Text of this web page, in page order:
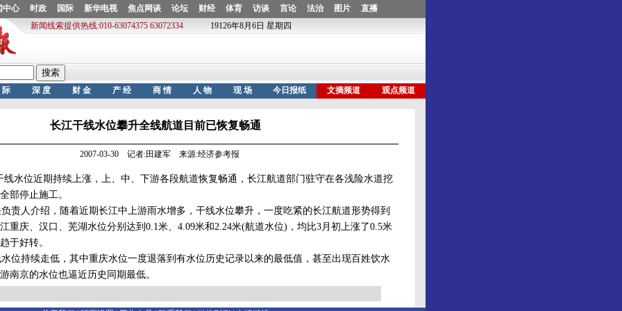
长江干线水位攀升全线航道目前已恢复畅通
2007-03-30 记者:田建军 来源:经济参考报
水位近期持续上涨，上、中、下游各段航道恢复畅通，长江航道部门驻守在各浅险水道挖
部停止施工。
人介绍，随着近期长江中上游雨水增多，干线水位攀升，一度吃紧的长江航道形势得到
重庆、汉口、芜湖水位分别达到0.1米、4.09米和2.24米(航道水位)，均比3月初上涨了0.5米
于好转。
持续走低，其中重庆水位一度退落到有水位历史记录以来的最低值，甚至出现百姓饮水
南京的水位也逼近历史同期最低。